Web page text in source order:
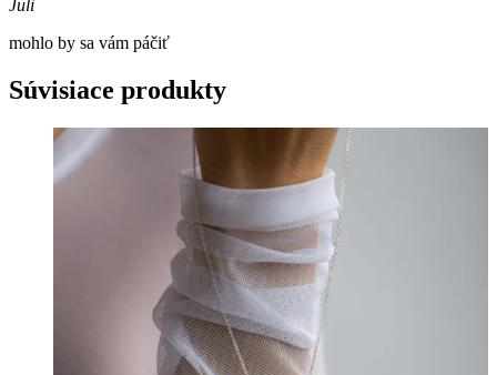
Juli
mohlo by sa vám páčiť
Súvisiace produkty